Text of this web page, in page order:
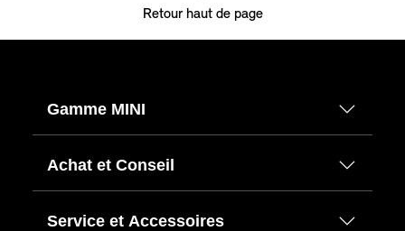
Retour haut de page
Gamme MINI
Achat et Conseil
Service et Accessoires